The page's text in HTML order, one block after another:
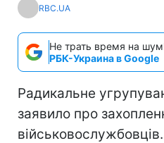
RBC.UA
Не трать время на
РБК-Украина в Google
Радикальне
заявило про